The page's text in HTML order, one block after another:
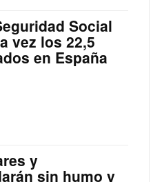
Social
vez los 22,5
en España
y
sin humo y